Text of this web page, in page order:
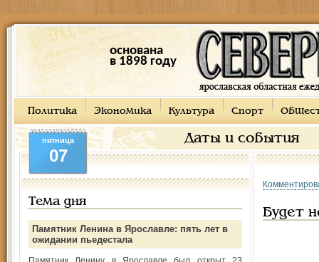
основана
в 1898 году
Политика Экономика Культура Спорт
Даты и события
пятница
07
Тема дня
Памятник Ленина в Ярославле: пять лет в
ожидании пьедестала
Будет